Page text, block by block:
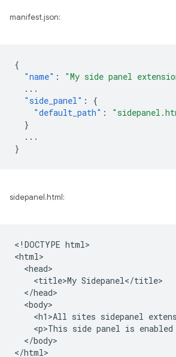
manifest.json:
{
"name" : "My side panel
...
"side_panel" :
{
"default_path" :
}
...
}
sidepanel.html:
<!DOCTYPE html>
<html>
  <head>
    <title>My Sidepanel</title>
  </head>
  <body>
<h1>All sites sidepanel
<p>This side panel is
  </body>